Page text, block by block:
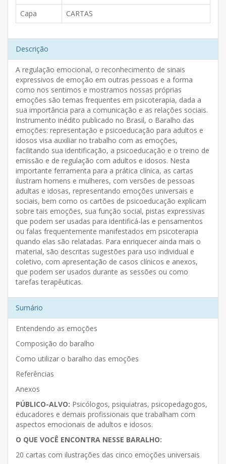
Capa
CARTAS
Descrição
A regulação emocional, o reconhecimento de sinais
expressivos de emoção em outras pessoas e a forma
como nos sentimos e mostramos nossas próprias
emoções são temas frequentes em psicoterapia, dada a
sua importância para a comunicação e as relações sociais.
Instrumento inédito publicado no Brasil, o Baralho das
emoções: representação e psicoeducação para adultos e
idosos visa auxiliar no trabalho com as emoções,
facilitando sua identificação, a psicoeducação e o treino de
emissão e de regulação com adultos e idosos. Nesta
importante ferramenta para a prática clínica, as cartas
ilustram homens e mulheres, com versões de pessoas
adultas e idosas, representando emoções universais e
sociais, bem como os cartões de psicoeducação explicam
sobre tais emoções, sua função social, pistas expressivas
que podem ser usadas para identificá-las e pensamentos
ou falas frequentemente manifestados em psicoterapia
quando elas são relatadas. Para enriquecer ainda mais o
material, são descritas sugestões para uso individual e
coletivo, com apresentação de casos clínicos e anexos,
que podem ser usados durante as sessões ou como
tarefas terapêuticas.
Sumário
Entendendo as emoções
Composição do baralho
Como utilizar o baralho das emoções
Referências
Anexos
PÚBLICO-ALVO: Psicólogos, psiquiatras, psicopedagogos,
educadores e demais profissionais que trabalham com
aspectos emocionais de adultos e idosos.
O QUE VOCÊ ENCONTRA NESSE BARALHO:
20 cartas com ilustrações das cinco emoções universais